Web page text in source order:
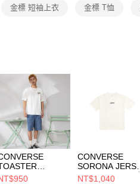
金標 短袖上衣 金標 T恤
TEE
CONVERSE
SORONA
TEE EGRET 男
NT$1,040